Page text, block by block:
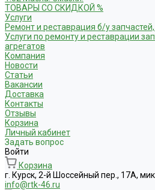
ТОВАРЫ СО СКИДКОЙ %
Услуги
Ремонт и реставрация б/у
Услуги по ремонту и реставрации
агрегатов
Компания
Новости
Статьи
Вакансии
Доставка
Контакты
Отзывы
Корзина
Личный кабинет
Задать вопрос
Войти
Корзина
г. Курск, 2-й Шоссейный пер., 17А,
info@rtk-46.ru